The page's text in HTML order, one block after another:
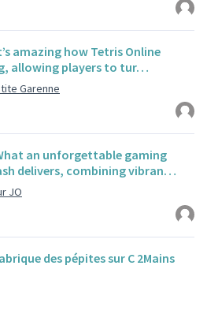
amazing how Tetris Online
allowing players to tur…
Garenne
an unforgettable gaming
delivers, combining vibran…
JO
des pépites sur C 2Mains